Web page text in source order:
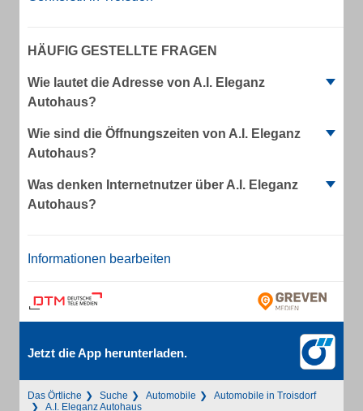
HÄUFIG GESTELLTE FRAGEN
Wie lautet die Adresse von A.I. Eleganz
Autohaus?
Wie sind die Öffnungszeiten von A.I. Eleganz
Autohaus?
Was denken Internetnutzer über A.I. Eleganz
Autohaus?
Informationen bearbeiten
Jetzt die App herunterladen.
Das Örtliche Suche Automobile
Automobile in Troisdorf
A.I. Eleganz Autohaus